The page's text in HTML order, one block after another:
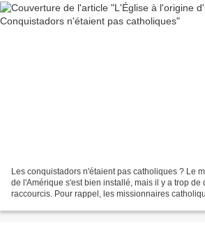
Les conquistadors n'étaient pas catholiques ? Le
de l'Amérique s'est bien installé, mais il y a trop de
raccourcis. Pour rappel, les missionnaires